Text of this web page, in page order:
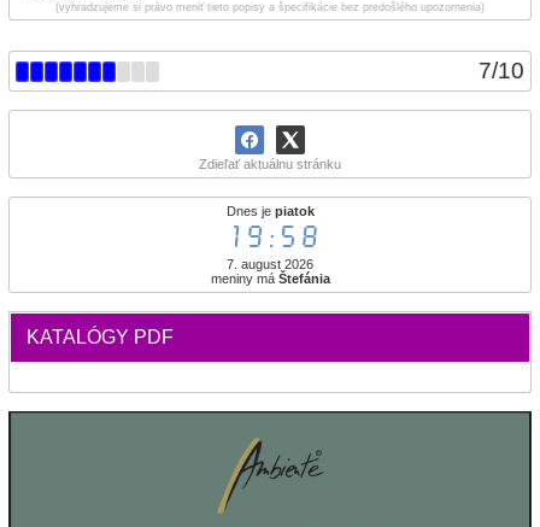
7/10
Zdieľať aktuálnu stránku
Dnes je piatok
19:58
7. august 2026
meniny má Štefánia
KATALÓGY PDF
(vyhradzujeme si právo meniť tieto popisy a špecifikácie bez predošlého upozornenia)